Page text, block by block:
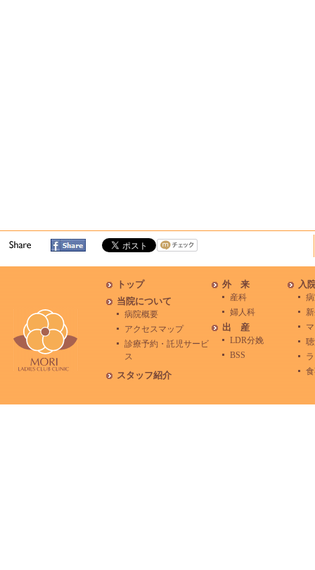
トップ
当院について
病院概要
アクセスマップ
診療予約・託児サービ
ス
スタッフ紹介
外 来
産科
婦人科
出 産
LDR分娩
BSS
入